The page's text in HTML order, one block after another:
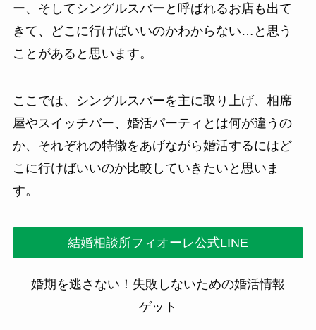
ー、そしてシングルスバーと呼ばれるお店も出て
きて、どこに行けばいいのかわからない…と思う
ことがあると思います。
ここでは、シングルスバーを主に取り上げ、相席
屋やスイッチバー、婚活パーティとは何が違うの
か、それぞれの特徴をあげながら婚活するにはど
こに行けばいいのか比較していきたいと思いま
す。
結婚相談所フィオーレ公式LINE
婚期を逃さない！失敗しないための婚活情報
ゲット